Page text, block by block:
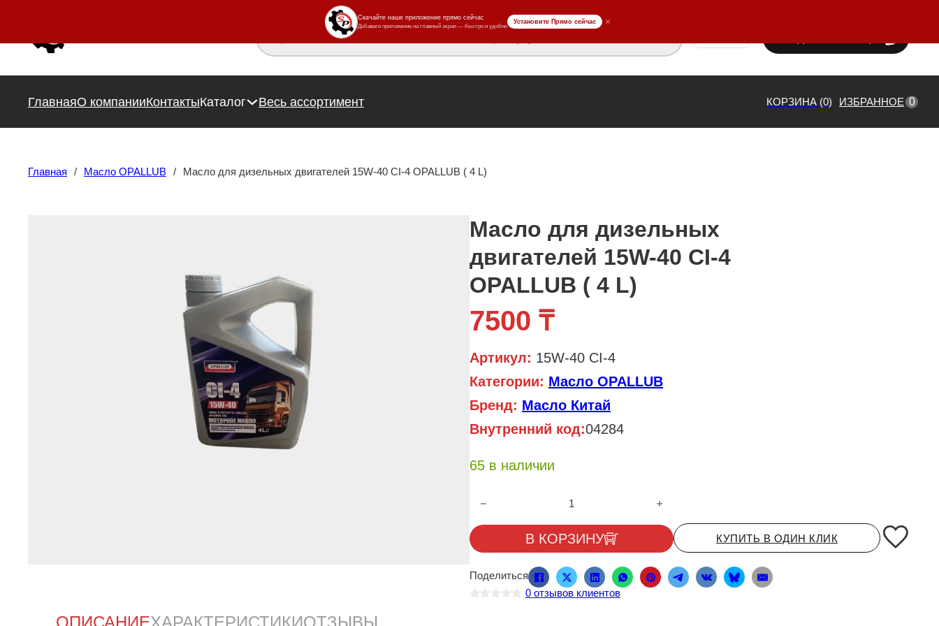
Поиск товаров
ГлавнаяО компанииКонтактыКаталог Весь ассортимент КОРЗИНА (0) ИЗБРАННОЕ 0
Главная / Масло OPALLUB / Масло для дизельных двигателей 15W-40 CI-4 OPALLUB ( 4 L)
Масло для дизельных
двигателей 15W-40 CI-4
OPALLUB ( 4 L)
7500 ₸
Артикул: 15W-40 CI-4
Категории: Масло OPALLUB
Бренд: Масло Китай
Внутренний код:04284
65 в наличии
Количество товара Масло для дизельных двигателей 15W-40 CI-4 OPALLUB ( 4 L)
В КОРЗИНУ КУПИТЬ В ОДИН КЛИК
Поделиться
0 отзывов клиентов
ОПИСАНИЕХАРАКТЕРИСТИКИОТЗЫВЫ